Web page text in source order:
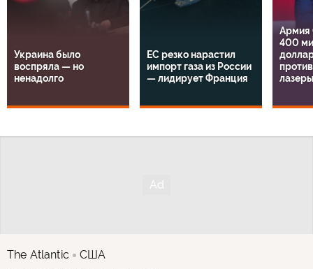
Украина было
воспряла — но
ненадолго
ЕС резко нарастил
импорт газа из России
— лидирует Франция
Армия
400
лазеры
The Atlantic США